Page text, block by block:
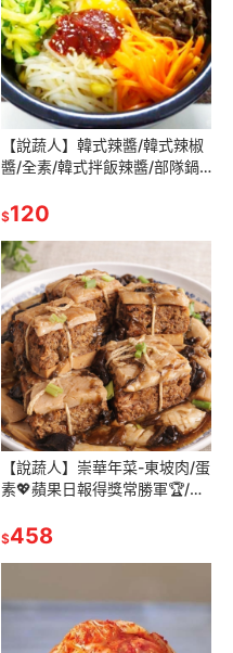
【說蔬人】韓式辣醬/韓式辣椒
醬/全素/韓式拌飯辣醬/部隊鍋
蔬菜沾醬/韓國/辣醬/低溫素食
$120
【說蔬人】崇華年菜-東坡肉/蛋
素💖蘋果日報得獎常勝軍🏆/素
貨/手路菜/圍爐必備
$458